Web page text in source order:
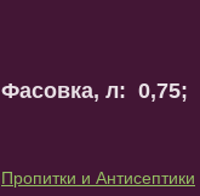
Фасовка, л:
Пропитки и Антисептики